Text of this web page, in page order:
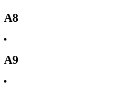
A8
A9